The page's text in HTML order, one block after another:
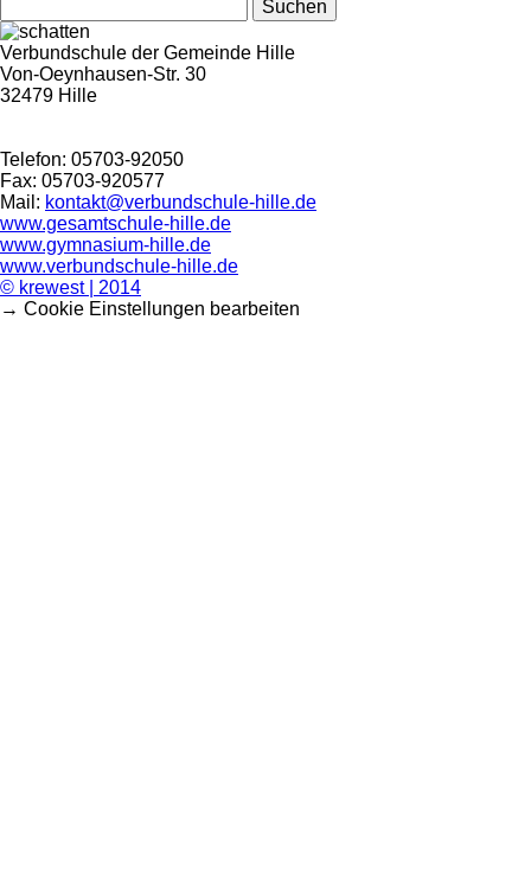
nach:
Verbundschule der Gemeinde Hille
Von-Oeynhausen-Str. 30
32479 Hille
Telefon: 05703-92050
Fax: 05703-920577
Mail: kontakt@verbundschule-hille.de
www.gesamtschule-hille.de
www.gymnasium-hille.de
www.verbundschule-hille.de
© krewest | 2014
→ Cookie Einstellungen bearbeiten